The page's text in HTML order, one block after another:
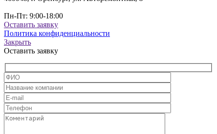
Пн-Пт: 9:00-18:00
Оставить заявку
Политика конфиденциальности
Закрыть
Оставить заявку